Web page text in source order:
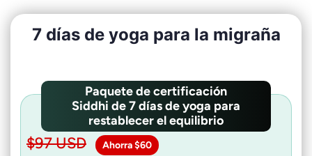
7 días de yoga para la migraña
Paquete de certificación
Siddhi de 7 días de yoga para
restablecer el equilibrio
$97 USD Ahorra $60